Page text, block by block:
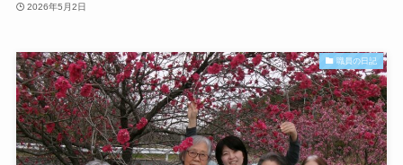
2026年5月2日
職員の日記